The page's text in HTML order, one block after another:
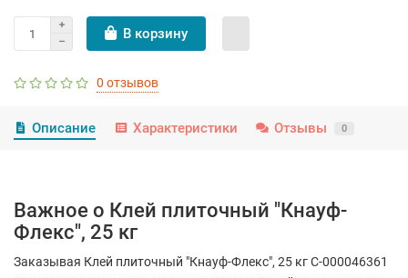
В корзину
0 отзывов
Описание Характеристики Отзывы 0
Важное о Клей плиточный "Кнауф-
Флекс", 25 кг
Заказывая Клей плиточный "Кнауф-Флекс", 25 кг С-000046361